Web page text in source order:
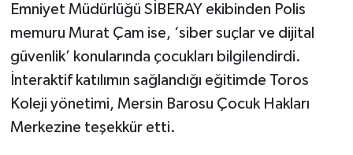
Emniyet Müdürlüğü SİBERAY ekibinden Polis
memuru Murat Çam ise, ‘siber suçlar ve dijital
güvenlik’ konularında çocukları bilgilendirdi.
İnteraktif katılımın sağlandığı eğitimde Toros
Koleji yönetimi, Mersin Barosu Çocuk Hakları
Merkezine teşekkür etti.